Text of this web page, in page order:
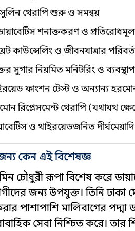
থেরাপি শুরু ও সমন্বয়
শনাক্তকরণ ও
কাউন্সেলিং ও জীবনযাত্রার
সুগার নিয়মিত মনিটরিং ও
ফাংশন টেস্ট ও অন্যান্য হরমোন
রিপ্লেসমেন্ট থেরাপি (যথাযথ
ও থাইরয়েডজনিত
কেন এই বিশেষজ্ঞ
চৌধুরী রূপা বিশেষ করে
জন্য উপযুক্ত। তিনি ঢাকা
পাশাপাশি মালিবাগের পদ্মা
সেবা নিশ্চিত করে।